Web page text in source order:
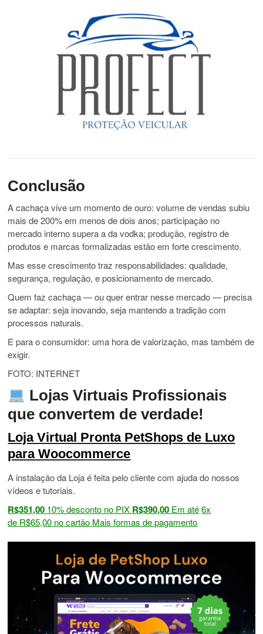
Conclusão
A cachaça vive um momento de ouro: volume de vendas subiu
mais de 200% em menos de dois anos; participação no
mercado interno supera a da vodka; produção, registro de
produtos e marcas formalizadas estão em forte crescimento.
Mas esse crescimento traz responsabilidades: qualidade,
segurança, regulação, e posicionamento de mercado.
Quem faz cachaça — ou quer entrar nesse mercado — precisa
se adaptar: seja inovando, seja mantendo a tradição com
processos naturais.
E para o consumidor: uma hora de valorização, mas também de
exigir.
FOTO: INTERNET
Lojas Virtuais Profissionais
que convertem de verdade!
Loja Virtual Pronta PetShops de Luxo
para Woocommerce
A instalação da Loja é feita pelo cliente com ajuda do nossos
vídeos e tutoriais.
R$351,00 10% desconto no PIX R$390,00 Em até 6x
de R$65,00 no cartão Mais formas de pagamento